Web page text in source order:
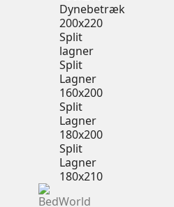
Dynebetræk
200x220
Split
lagner
Split
Lagner
160x200
Split
Lagner
180x200
Split
Lagner
180x210